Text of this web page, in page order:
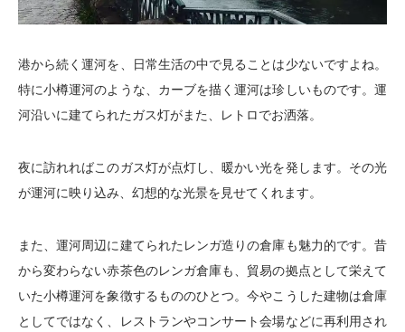
港から続く運河を、日常生活の中で見ることは少ないですよね。
特に小樽運河のような、カーブを描く運河は珍しいものです。運
河沿いに建てられたガス灯がまた、レトロでお洒落。
夜に訪れればこのガス灯が点灯し、暖かい光を発します。その光
が運河に映り込み、幻想的な光景を見せてくれます。
また、運河周辺に建てられたレンガ造りの倉庫も魅力的です。昔
から変わらない赤茶色のレンガ倉庫も、貿易の拠点として栄えて
いた小樽運河を象徴するもののひとつ。今やこうした建物は倉庫
としてではなく、レストランやコンサート会場などに再利用され